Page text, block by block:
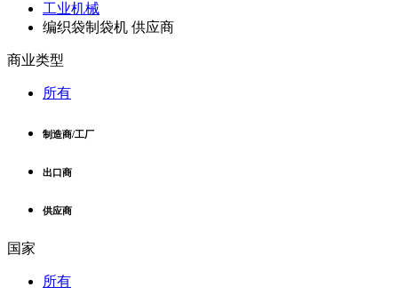
工业机械
编织袋制袋机 供应商
商业类型
所有
制造商/工厂
出口商
供应商
国家
所有